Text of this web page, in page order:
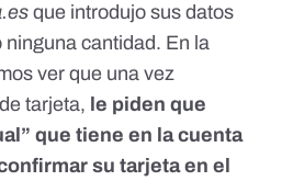
que introdujo sus datos
cantidad. En la
ver que una vez
tarjeta, le piden que
que tiene en la cuenta
su tarjeta en el